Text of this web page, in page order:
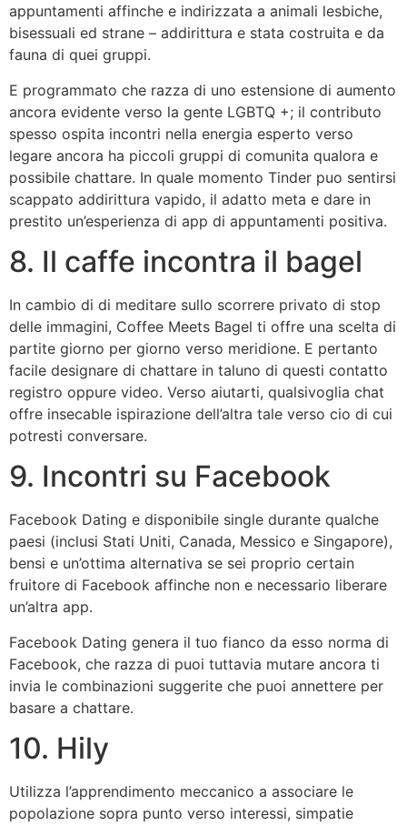
appuntamenti affinche e indirizzata a animali lesbiche,
bisessuali ed strane – addirittura e stata costruita e da
fauna di quei gruppi.
E programmato che razza di uno estensione di aumento
ancora evidente verso la gente LGBTQ +; il contributo
spesso ospita incontri nella energia esperto verso
legare ancora ha piccoli gruppi di comunita qualora e
possibile chattare. In quale momento Tinder puo sentirsi
scappato addirittura vapido, il adatto meta e dare in
prestito un’esperienza di app di appuntamenti positiva.
8. Il caffe incontra il bagel
In cambio di di meditare sullo scorrere privato di stop
delle immagini, Coffee Meets Bagel ti offre una scelta di
partite giorno per giorno verso meridione. E pertanto
facile designare di chattare in taluno di questi contatto
registro oppure video. Verso aiutarti, qualsivoglia chat
offre insecable ispirazione dell’altra tale verso cio di cui
potresti conversare.
9. Incontri su Facebook
Facebook Dating e disponibile single durante qualche
paesi (inclusi Stati Uniti, Canada, Messico e Singapore),
bensi e un’ottima alternativa se sei proprio certain
fruitore di Facebook affinche non e necessario liberare
un’altra app.
Facebook Dating genera il tuo fianco da esso norma di
Facebook, che razza di puoi tuttavia mutare ancora ti
invia le combinazioni suggerite che puoi annettere per
basare a chattare.
10. Hily
Utilizza l’apprendimento meccanico a associare le
popolazione sopra punto verso interessi, simpatie